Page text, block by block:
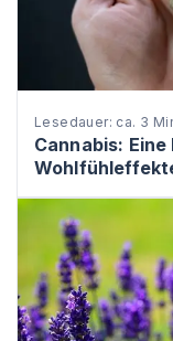
Lesedauer: ca. 3
Cannabis: